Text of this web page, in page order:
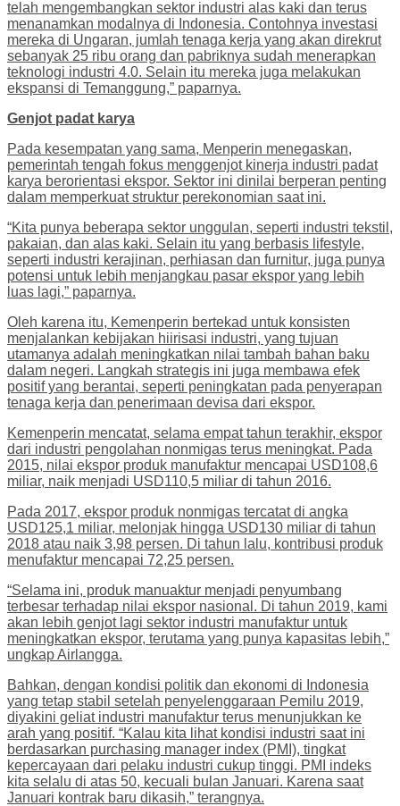
telah mengembangkan sektor industri alas kaki dan terus
menanamkan modalnya di Indonesia. Contohnya investasi
mereka di Ungaran, jumlah tenaga kerja yang akan direkrut
sebanyak 25 ribu orang dan pabriknya sudah menerapkan
teknologi industri 4.0. Selain itu mereka juga melakukan
ekspansi di Temanggung,” paparnya.
Genjot padat karya
Pada kesempatan yang sama, Menperin menegaskan,
pemerintah tengah fokus menggenjot kinerja industri padat
karya berorientasi ekspor. Sektor ini dinilai berperan penting
dalam memperkuat struktur perekonomian saat ini.
“Kita punya beberapa sektor unggulan, seperti industri tekstil,
pakaian, dan alas kaki. Selain itu yang berbasis lifestyle,
seperti industri kerajinan, perhiasan dan furnitur, juga punya
potensi untuk lebih menjangkau pasar ekspor yang lebih
luas lagi,” paparnya.
Oleh karena itu, Kemenperin bertekad untuk konsisten
menjalankan kebijakan hiirisasi industri, yang tujuan
utamanya adalah meningkatkan nilai tambah bahan baku
dalam negeri. Langkah strategis ini juga membawa efek
positif yang berantai, seperti peningkatan pada penyerapan
tenaga kerja dan penerimaan devisa dari ekspor.
Kemenperin mencatat, selama empat tahun terakhir, ekspor
dari industri pengolahan nonmigas terus meningkat. Pada
2015, nilai ekspor produk manufaktur mencapai USD108,6
miliar, naik menjadi USD110,5 miliar di tahun 2016.
Pada 2017, ekspor produk nonmigas tercatat di angka
USD125,1 miliar, melonjak hingga USD130 miliar di tahun
2018 atau naik 3,98 persen. Di tahun lalu, kontribusi produk
menufaktur mencapai 72,25 persen.
“Selama ini, produk manuaktur menjadi penyumbang
terbesar terhadap nilai ekspor nasional. Di tahun 2019, kami
akan lebih genjot lagi sektor industri manufaktur untuk
meningkatkan ekspor, terutama yang punya kapasitas lebih,”
ungkap Airlangga.
Bahkan, dengan kondisi politik dan ekonomi di Indonesia
yang tetap stabil setelah penyelenggaraan Pemilu 2019,
diyakini geliat industri manufaktur terus menunjukkan ke
arah yang positif. “Kalau kita lihat kondisi industri saat ini
berdasarkan purchasing manager index (PMI), tingkat
kepercayaan dari pelaku industri cukup tinggi. PMI indeks
kita selalu di atas 50, kecuali bulan Januari. Karena saat
Januari kontrak baru dikasih,” terangnya.